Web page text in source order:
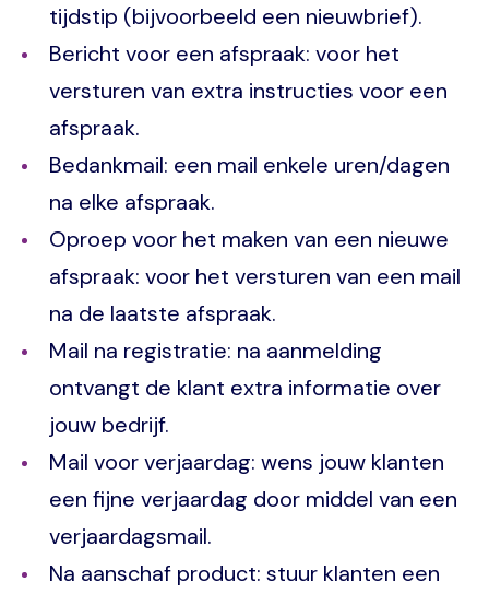
tijdstip (bijvoorbeeld een nieuwbrief).
Bericht voor een afspraak: voor het
versturen van extra instructies voor een
afspraak.
Bedankmail: een mail enkele uren/dagen
na elke afspraak.
Oproep voor het maken van een nieuwe
afspraak: voor het versturen van een mail
na de laatste afspraak.
Mail na registratie: na aanmelding
ontvangt de klant extra informatie over
jouw bedrijf.
Mail voor verjaardag: wens jouw klanten
een fijne verjaardag door middel van een
verjaardagsmail.
Na aanschaf product: stuur klanten een